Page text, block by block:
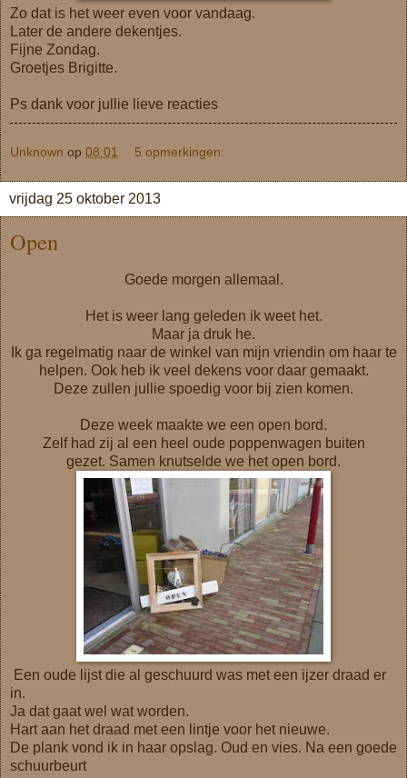
Zo dat is het weer even voor vandaag.
Later de andere dekentjes.
Fijne Zondag.
Groetjes Brigitte.
Ps dank voor jullie lieve reacties
Unknown op 08:01 5 opmerkingen:
vrijdag 25 oktober 2013
Open
Goede morgen allemaal.
Het is weer lang geleden ik weet het.
Maar ja druk he.
Ik ga regelmatig naar de winkel van mijn vriendin om haar te
helpen. Ook heb ik veel dekens voor daar gemaakt.
Deze zullen jullie spoedig voor bij zien komen.
Deze week maakte we een open bord.
Zelf had zij al een heel oude poppenwagen buiten
gezet. Samen knutselde we het open bord.
Een oude lijst die al geschuurd was met een ijzer draad er
in.
Ja dat gaat wel wat worden.
Hart aan het draad met een lintje voor het nieuwe.
De plank vond ik in haar opslag. Oud en vies. Na een goede
schuurbeurt